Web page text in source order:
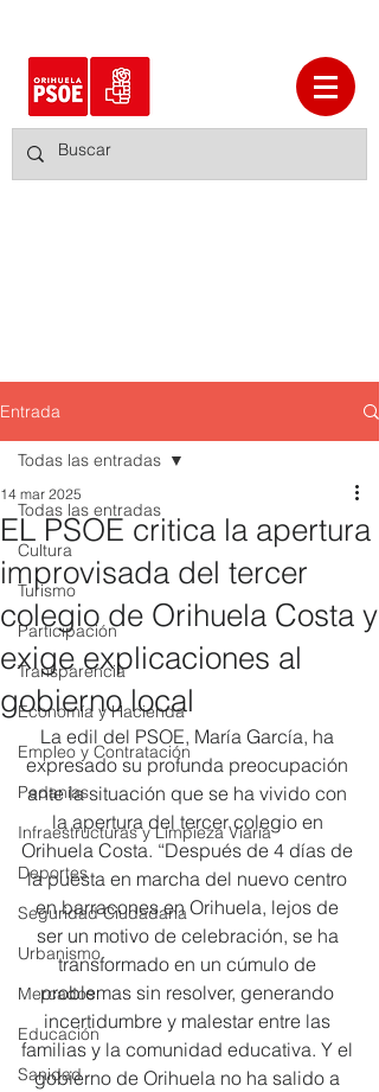
Entrada
Todas las entradas
Cultura
Turismo
Participación
Transparencia
Economía y Hacienda
Empleo y Contratación
Pedanías
Infraestructuras y Limpieza Viaria
Deportes
Seguridad Ciudadana
Urbanismo
Mercados
Educación
Sanidad
Todas las entradas
EL PSOE critica la apertura
improvisada del tercer
colegio de Orihuela Costa y
exige explicaciones al
gobierno local
14 mar 2025
La edil del PSOE, María García, ha
expresado su profunda preocupación
ante la situación que se ha vivido con
la apertura del tercer colegio en
Orihuela Costa. “Después de 4 días de
la puesta en marcha del nuevo centro
en barracones en Orihuela, lejos de
ser un motivo de celebración, se ha
transformado en un cúmulo de
problemas sin resolver, generando
incertidumbre y malestar entre las
familias y la comunidad educativa. Y el
gobierno de Orihuela no ha salido a